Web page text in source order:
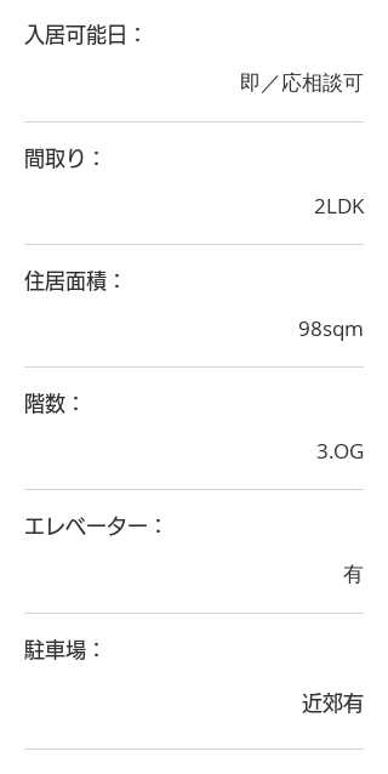
入居可能日：
即／応相談可
間取り：
2LDK
住居面積：
98sqm
階数：
3.OG
エレベーター：
有
駐車場：
近郊有